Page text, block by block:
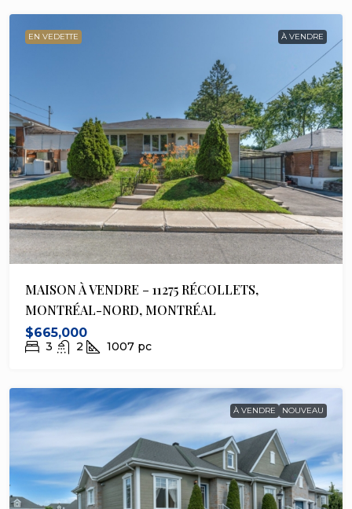
EN VEDETTE À VENDRE
MAISON À VENDRE – 11275 RÉCOLLETS,
MONTRÉAL-NORD, MONTRÉAL
$665,000
3 2 1007 pc
À VENDRE NOUVEAU